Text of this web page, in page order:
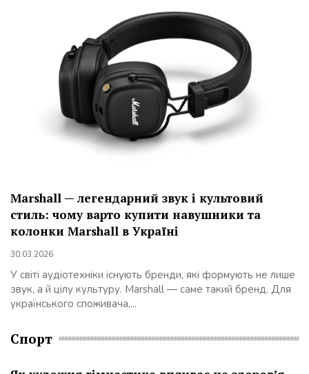
Marshall — легендарний звук і культовий
стиль: чому варто купити навушники та
колонки Marshall в Україні
30.03.2026
У світі аудіотехніки існують бренди, які формують не лише
звук, а й цілу культуру. Marshall — саме такий бренд. Для
українського споживача,...
Спорт